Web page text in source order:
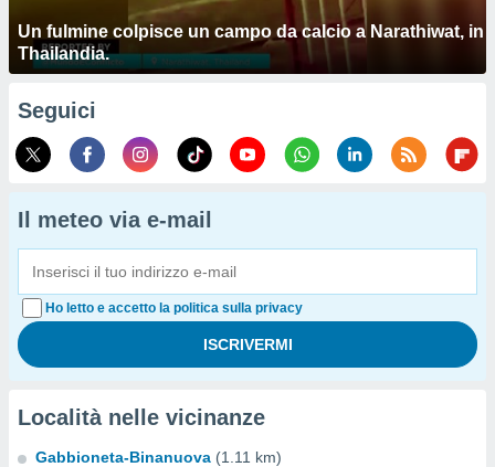
Un fulmine colpisce un campo da calcio a Narathiwat, in
Thailandia.
Seguici
Il meteo via e-mail
Ho letto e accetto la politica sulla privacy
Località nelle vicinanze
Gabbioneta-Binanuova (1.11 km)